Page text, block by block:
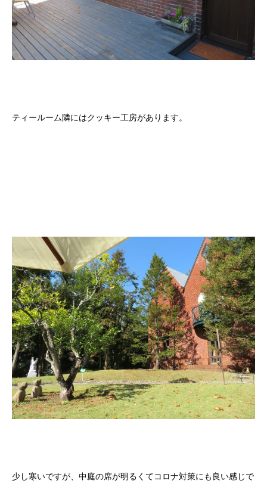
ティールーム隣にはクッキー工房があります。
少し寒いですが、中庭の席が明るくてコロナ対策にも良い感じで